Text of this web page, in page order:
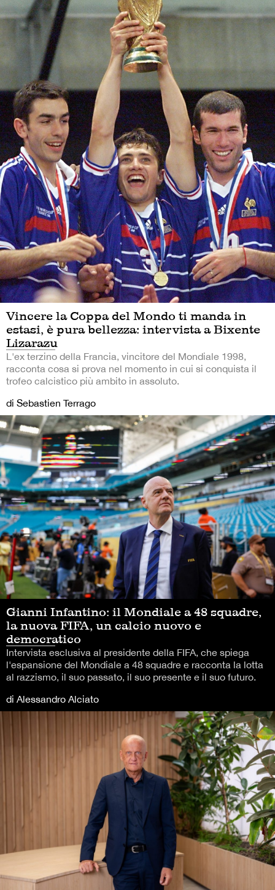
Vincere la Coppa del Mondo ti manda in
estasi, è pura bellezza: intervista a Bixente
Lizarazu
L'ex terzino della Francia, vincitore del Mondiale 1998,
racconta cosa si prova nel momento in cui si conquista il
trofeo calcistico più ambito in assoluto.
di Sebastien Terrago
Gianni Infantino: il Mondiale a 48 squadre,
la nuova FIFA, un calcio nuovo e
democratico
Intervista esclusiva al presidente della FIFA, che spiega
l'espansione del Mondiale a 48 squadre e racconta la lotta
al razzismo, il suo passato, il suo presente e il suo futuro.
di Alessandro Alciato